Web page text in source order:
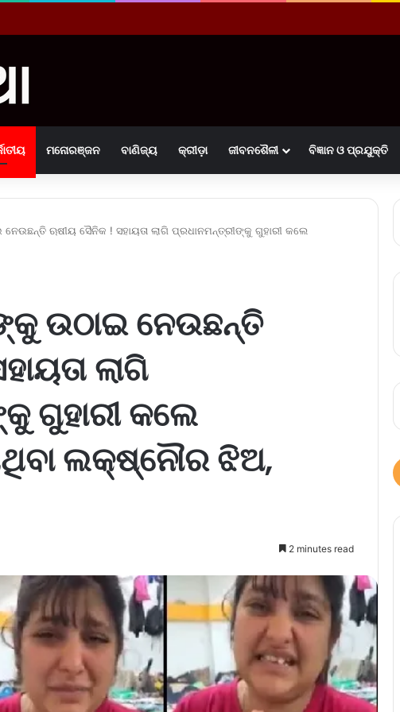
ମନୋରଞ୍ଜନ ବାଣିଜ୍ୟ କ୍ରୀଡ଼ା ଜୀବନଶୈଳୀ ବିଜ୍ଞାନ ଓ ପ୍ରଯୁକ୍ତି
ନେଉଛନ୍ତି ଋଷୀୟ ସୈନିକ ! ସହାୟତା ଲାଗି ପ୍ରଧାନମନ୍ତ୍ରୀଙ୍କୁ ଗୁହାରୀ କଲେ
ଉଠାଇ ନେଉଛନ୍ତି
ଲାଗି
ଗୁହାରୀ କଲେ
ଲକ୍ଷ୍ନୌର ଝିଅ,
2 minutes read